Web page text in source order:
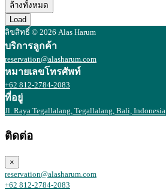
ล้างทั้งหมด
Load
ลิขสิทธิ์ © 2026 Alas Harum
บริการลูกค้า
reservation@alasharum.com
หมายเลขโทรศัพท์
+62 812-2784-2083
ที่อยู่
Jl. Raya Tegallalang, Tegallalang, Bali, Indonesia
ติดต่อ
×
reservation@alasharum.com
+62 812-2784-2083